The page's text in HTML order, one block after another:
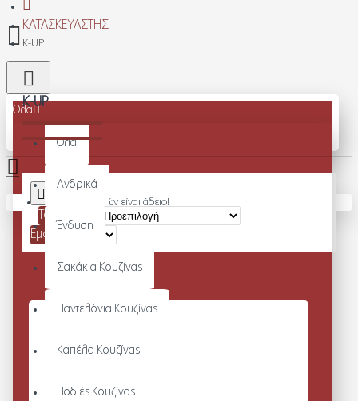
Όλα
Όλα
Ανδρικά
Ένδυση
Σακάκια Κουζίνας
Παντελόνια Κουζίνας
Καπέλα Κουζίνας
Ποδιές Κουζίνας
Το καλάθι αγορών είναι άδειο!
ΚΑΤΑΣΚΕΥΑΣΤΉΣ
K-UP
K-UP
Ταξινόμηση:
Εμφάνιση: